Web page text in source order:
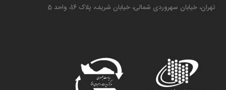
تهران، خیابان سهروردی شمالی، خیابان شریف، پلاک 16، واحد 5